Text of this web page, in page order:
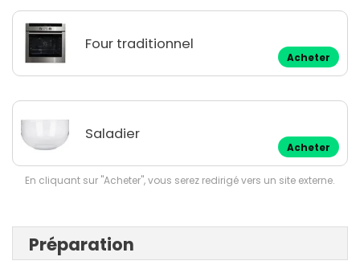
Four traditionnel
Acheter
Saladier
Acheter
En cliquant sur "Acheter", vous serez redirigé vers un site externe.
Préparation